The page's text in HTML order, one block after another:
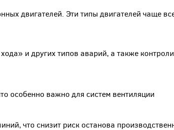
двигателей. Эти типы двигателей чаще
и других типов аварий, а также
особенно важно для систем вентиляции
что снизит риск останова